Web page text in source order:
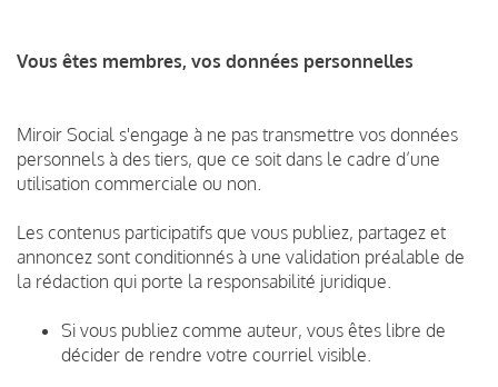
Vous êtes membres, vos données personnelles
Miroir Social s'engage à ne pas transmettre vos données
personnels à des tiers, que ce soit dans le cadre d’une
utilisation commerciale ou non.
Les contenus participatifs que vous publiez, partagez et
annoncez sont conditionnés à une validation préalable de
la rédaction qui porte la responsabilité juridique.
Si vous publiez comme auteur, vous êtes libre de
décider de rendre votre courriel visible.